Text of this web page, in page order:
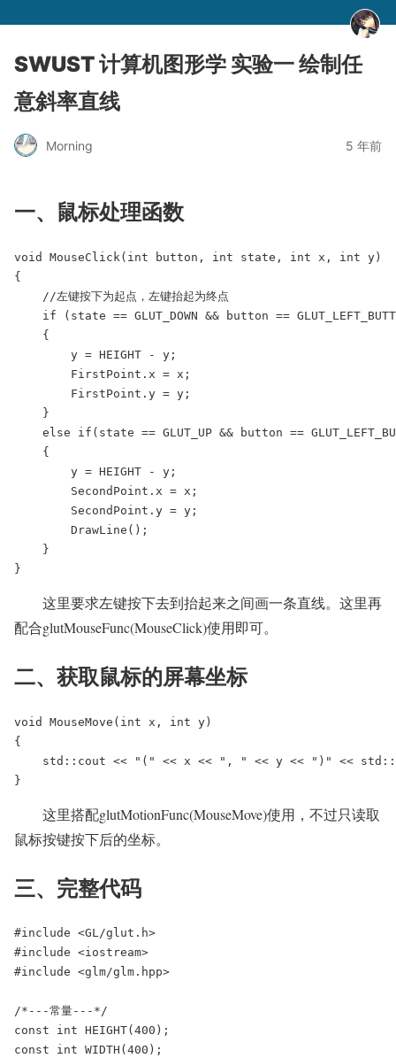
SWUST 计算机图形学 实验一 绘制任
意斜率直线
Morning 5 年前
一、鼠标处理函数
void MouseClick(int button, int state, int x, int y)
{
    //左键按下为起点，左键抬起为终点
if (state == GLUT_DOWN && button ==
    {
        y = HEIGHT - y;
        FirstPoint.x = x;
        FirstPoint.y = y;
    }
else if(state == GLUT_UP && button ==
    {
        y = HEIGHT - y;
        SecondPoint.x = x;
        SecondPoint.y = y;
        DrawLine();
    }
}
这里要求左键按下去到抬起来之间画一条直线。这里再
配合glutMouseFunc(MouseClick)使用即可。
二、获取鼠标的屏幕坐标
void MouseMove(int x, int y)
{
std::cout << "(" << x << ", " << y << ")" <<
}
这里搭配glutMotionFunc(MouseMove)使用，不过只读取
鼠标按键按下后的坐标。
三、完整代码
#include <GL/glut.h>
#include <iostream>
#include <glm/glm.hpp>
/*---常量---*/
const int HEIGHT(400);
const int WIDTH(400);